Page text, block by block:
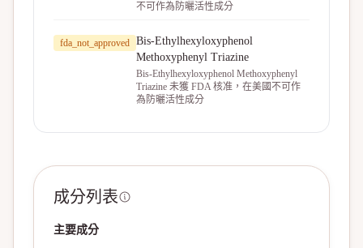
不可作為防曬活性成分
fda_not_approved Bis-Ethylhexyloxyphenol
Methoxyphenyl Triazine
Bis-Ethylhexyloxyphenol Methoxyphenyl
Triazine 未獲 FDA 核准，在美國不可作
為防曬活性成分
成分列表
主要成分